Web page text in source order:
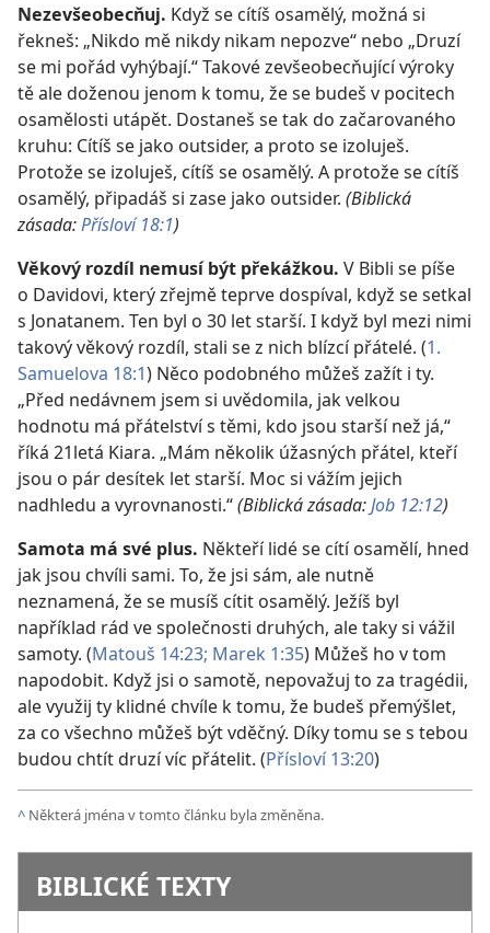
Nezevšeobecňuj. Když se cítíš osamělý, možná si
řekneš: „Nikdo mě nikdy nikam nepozve“ nebo „Druzí
se mi pořád vyhýbají.“ Takové zevšeobecňující výroky
tě ale doženou jenom k tomu, že se budeš v pocitech
osamělosti utápět. Dostaneš se tak do začarovaného
kruhu: Cítíš se jako outsider, a proto se izoluješ.
Protože se izoluješ, cítíš se osamělý. A protože se cítíš
osamělý, připadáš si zase jako outsider. (Biblická
zásada:Přísloví 18:1)
Věkový rozdíl nemusí být překážkou. V Bibli se píše
o Davidovi, který zřejmě teprve dospíval, když se setkal
s Jonatanem. Ten byl o 30 let starší. I když byl mezi nimi
takový věkový rozdíl, stali se z nich blízcí přátelé. (1.
Samuelova 18:1) Něco podobného můžeš zažít i ty.
„Před nedávnem jsem si uvědomila, jak velkou
hodnotu má přátelství s těmi, kdo jsou starší než já,“
říká 21letá Kiara. „Mám několik úžasných přátel, kteří
jsou o pár desítek let starší. Moc si vážím jejich
nadhledu a vyrovnanosti.“(Biblická zásada:Job 12:12)
Samota má své plus. Někteří lidé se cítí osamělí, hned
jak jsou chvíli sami. To, že jsi sám, ale nutně
neznamená, že se musíš cítit osamělý. Ježíš byl
například rád ve společnosti druhých, ale taky si vážil
samoty. (Matouš 14:23; Marek 1:35) Můžeš ho v tom
napodobit. Když jsi o samotě, nepovažuj to za tragédii,
ale využij ty klidné chvíle k tomu, že budeš přemýšlet,
za co všechno můžeš být vděčný. Díky tomu se s tebou
budou chtít druzí víc přátelit. (Přísloví 13:20)
^ Některá jména v tomto článku byla změněna.
BIBLICKÉ TEXTY